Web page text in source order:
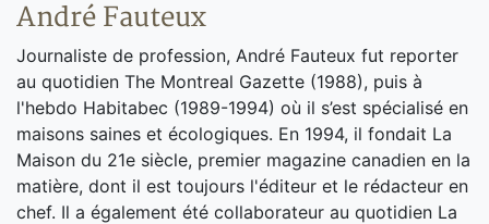
André Fauteux
Journaliste de profession, André Fauteux fut reporter
au quotidien The Montreal Gazette (1988), puis à
l'hebdo Habitabec (1989-1994) où il s’est spécialisé en
maisons saines et écologiques. En 1994, il fondait La
Maison du 21e siècle, premier magazine canadien en la
matière, dont il est toujours l'éditeur et le rédacteur en
chef. Il a également été collaborateur au quotidien La